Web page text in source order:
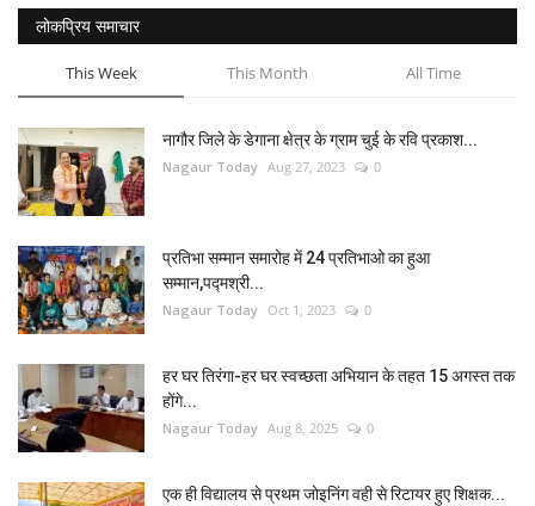
लोकप्रिय समाचार
This Week This Month All Time
नागौर जिले के डेगाना क्षेत्र के ग्राम चुई के रवि प्रकाश...
Nagaur Today Aug 27, 2023 0
प्रतिभा सम्मान समारोह में 24 प्रतिभाओ का हुआ
सम्मान,पद्मश्री...
Nagaur Today Oct 1, 2023 0
हर घर तिरंगा-हर घर स्वच्छता अभियान के तहत 15 अगस्त तक
होंगे...
Nagaur Today Aug 8, 2025 0
एक ही विद्यालय से प्रथम जोइनिंग वही से रिटायर हुए शिक्षक...